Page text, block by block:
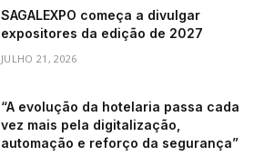
SAGALEXPO começa a divulgar
expositores da edição de 2027
JULHO 21, 2026
“A evolução da hotelaria passa cada
vez mais pela digitalização,
automação e reforço da segurança”